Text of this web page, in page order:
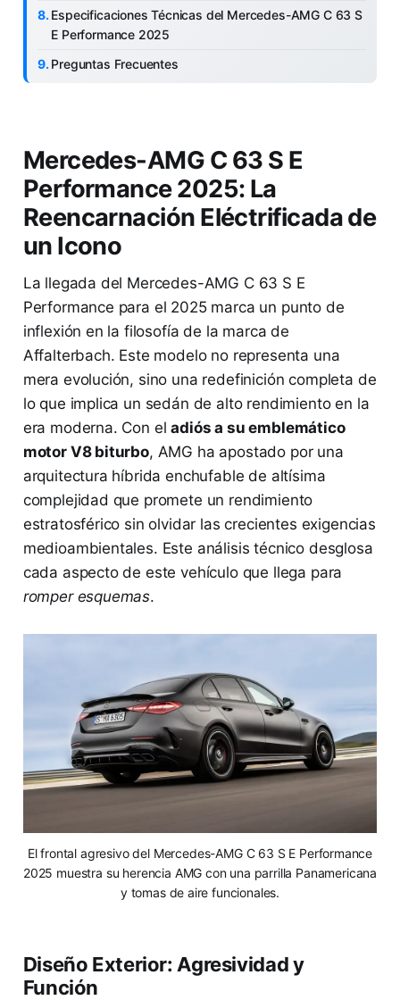
Especificaciones Técnicas del Mercedes-AMG C 63 S
E Performance 2025
Preguntas Frecuentes
Mercedes-AMG C 63 S E
Performance 2025: La
Reencarnación Eléctrificada de
un Icono
La llegada del Mercedes-AMG C 63 S E
Performance para el 2025 marca un punto de
inflexión en la filosofía de la marca de
Affalterbach. Este modelo no representa una
mera evolución, sino una redefinición completa de
lo que implica un sedán de alto rendimiento en la
era moderna. Con eladiós a su emblemático
motor V8 biturbo, AMG ha apostado por una
arquitectura híbrida enchufable de altísima
complejidad que promete un rendimiento
estratosférico sin olvidar las crecientes exigencias
medioambientales. Este análisis técnico desglosa
cada aspecto de este vehículo que llega para
romper esquemas.
El frontal agresivo del Mercedes-AMG C 63 S E Performance
2025 muestra su herencia AMG con una parrilla Panamericana
y tomas de aire funcionales.
Diseño Exterior: Agresividad y
Función